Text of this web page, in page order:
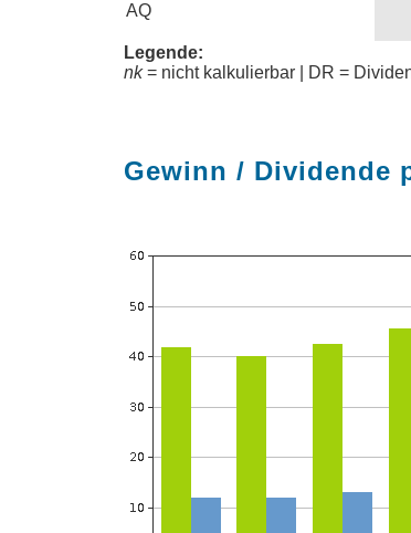
AQ
Legende:
nk= nicht kalkulierbar | DR =
Gewinn / Dividende